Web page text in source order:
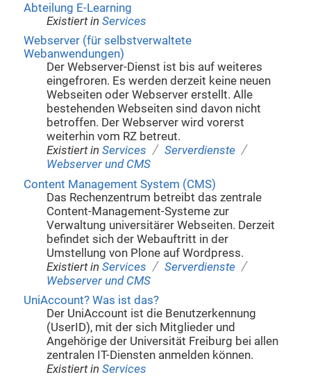
Abteilung E-Learning
Existiert in Services
Webserver (für selbstverwaltete
Webanwendungen)
Der Webserver-Dienst ist bis auf weiteres
eingefroren. Es werden derzeit keine neuen
Webseiten oder Webserver erstellt. Alle
bestehenden Webseiten sind davon nicht
betroffen. Der Webserver wird vorerst
weiterhin vom RZ betreut.
Existiert in Services / Serverdienste /
Webserver und CMS
Content Management System (CMS)
Das Rechenzentrum betreibt das zentrale
Content-Management-Systeme zur
Verwaltung universitärer Webseiten. Derzeit
befindet sich der Webauftritt in der
Umstellung von Plone auf Wordpress.
Existiert in Services / Serverdienste /
Webserver und CMS
UniAccount? Was ist das?
Der UniAccount ist die Benutzerkennung
(UserID), mit der sich Mitglieder und
Angehörige der Universität Freiburg bei allen
zentralen IT-Diensten anmelden können.
Existiert in Services